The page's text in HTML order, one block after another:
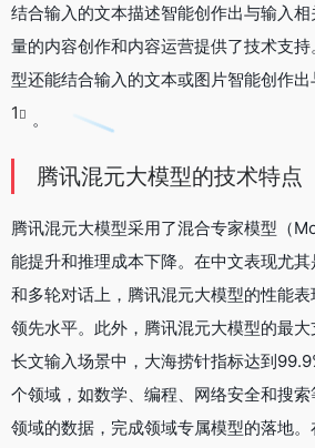
结合输入的文本描述智能创作出与输入
量的内容创作和内容运营提供了技术支
型还能结合输入的文本或图片智能创作
1
。
腾讯混元大模型的技术特点
腾讯混元大模型采用了混合专家模型（
能提升和推理成本下降。在中文表现尤
和多轮对话上，腾讯混元大模型的性能
领先水平。此外，腾讯混元大模型的最
长文输入场景中，大海捞针指标达到
个领域，如数学、编程、网络安全和搜
领域的数据，完成领域专属模型的落地